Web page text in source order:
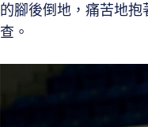
的腳後倒地，痛苦地
查。